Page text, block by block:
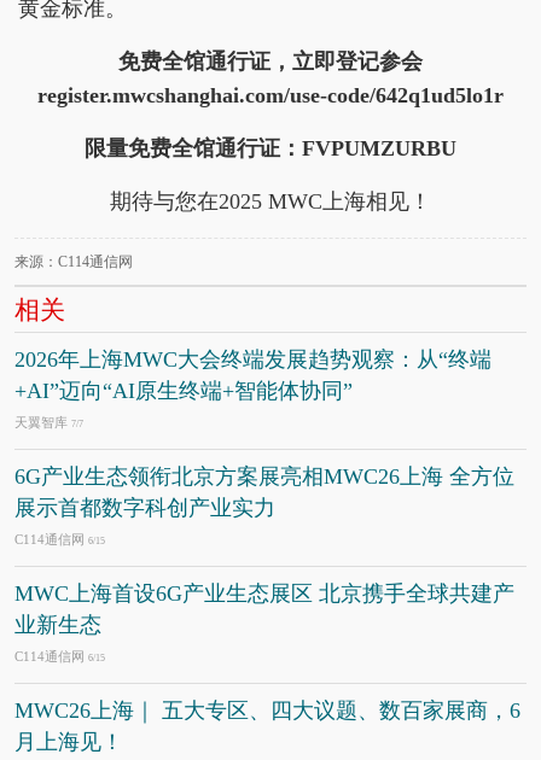
黄金标准。
免费全馆通行证，立即登记参会
register.mwcshanghai.com/use-code/642q1ud5lo1r
限量免费全馆通行证：FVPUMZURBU
期待与您在2025 MWC上海相见！
来源：C114通信网
相关
2026年上海MWC大会终端发展趋势观察：从“终端
+AI”迈向“AI原生终端+智能体协同”
天翼智库 7/7
6G产业生态领衔北京方案展亮相MWC26上海 全方位
展示首都数字科创产业实力
C114通信网 6/15
MWC上海首设6G产业生态展区 北京携手全球共建产
业新生态
C114通信网 6/15
MWC26上海｜ 五大专区、四大议题、数百家展商，6
月上海见！